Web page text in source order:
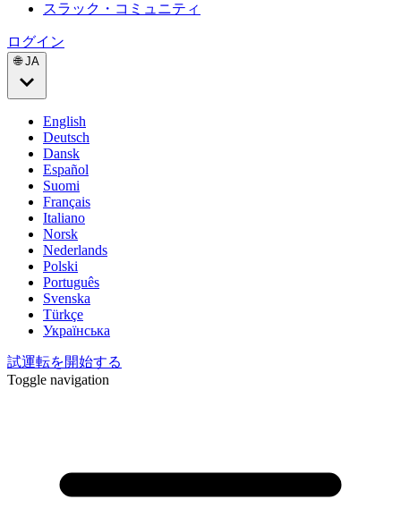
スラック・コミュニティ
ログイン
🌐 JA
English
Deutsch
Dansk
Español
Suomi
Français
Italiano
Norsk
Nederlands
Polski
Português
Svenska
Türkçe
Українська
試運転を開始する
Toggle navigation